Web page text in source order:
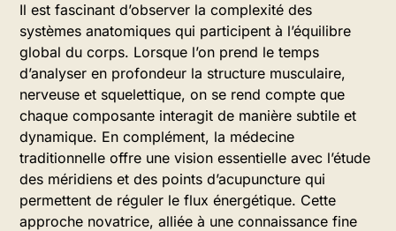
Il est fascinant d’observer la complexité des
systèmes anatomiques qui participent à l’équilibre
global du corps. Lorsque l’on prend le temps
d’analyser en profondeur la structure musculaire,
nerveuse et squelettique, on se rend compte que
chaque composante interagit de manière subtile et
dynamique. En complément, la médecine
traditionnelle offre une vision essentielle avec l’étude
des méridiens et des points d’acupuncture qui
permettent de réguler le flux énergétique. Cette
approche novatrice, alliée à une connaissance fine